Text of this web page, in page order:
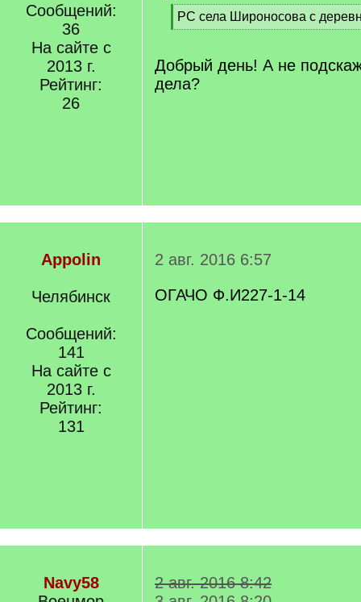
Сообщений:
36
На сайте с
2013 г.
Рейтинг:
26
[
q
РС села Широносова с
[
q
]
Добрый день! А не
дела?
Appolin
Челябинск
Сообщений:
141
На сайте с
2013 г.
Рейтинг:
131
2 авг. 2016 6:57
ОГАЧО Ф.И227-1-14
Navy58
2 авг. 2016 8:42